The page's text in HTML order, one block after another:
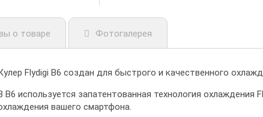
о товаре Фотогалерея
Flydigi B6 создан для быстрого и качественного
B6 используется запатентованная технология охлаждения
вашего смартфона.